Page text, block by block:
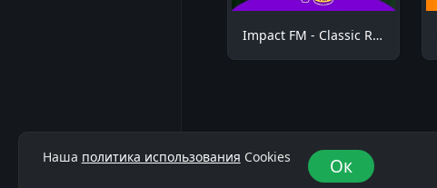
Impact FM - Classic Rock
Наша политика использования Cookies Ок